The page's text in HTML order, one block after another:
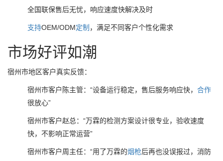
全国联保售后无忧，响应速度快解决及时
支持OEM/ODM定制 ，满足不同客户个性化需求
市场好评如潮
宿州市地区客户真实反馈：
宿州市客户陈主管：“设备运行稳定，售后服务响应快， 合作
很放心”
宿州市客户赵总：“万霖的检测方案设计很专业，验收速度
快，不影响正常运营”
宿州市客户周主任：“用了万霖的烟枪后再也没误报过，消防